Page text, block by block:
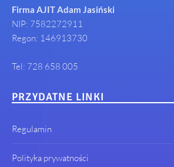
Firma AJIT Adam Jasiński
NIP: 7582272911
Regon: 146913730
Tel: 728 658 005
PRZYDATNE LINKI
Regulamin
Polityka prywatności